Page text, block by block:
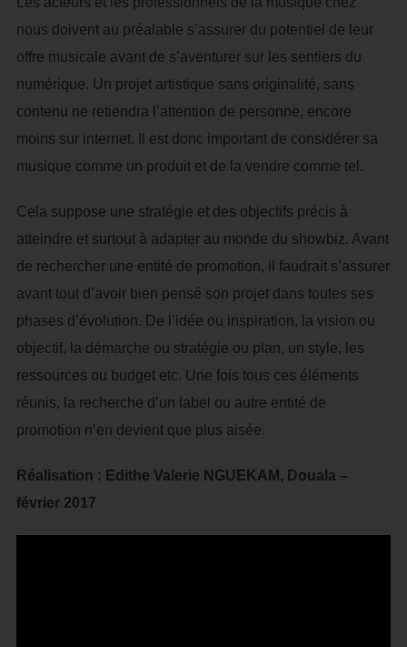
nous doivent au préalable s’assurer du potentiel de leur
offre musicale avant de s’aventurer sur les sentiers du
numérique. Un projet artistique sans originalité, sans
contenu ne retiendra l’attention de personne, encore
moins sur internet. Il est donc important de considérer sa
musique comme un produit et de la vendre comme tel.
Cela suppose une stratégie et des objectifs précis à
atteindre et surtout à adapter au monde du showbiz. Avant
de rechercher une entité de promotion, il faudrait s’assurer
avant tout d’avoir bien pensé son projet dans toutes ses
phases d’évolution. De l’idée ou inspiration, la vision ou
objectif, la démarche ou stratégie ou plan, un style, les
ressources ou budget etc. Une fois tous ces éléments
réunis, la recherche d’un label ou autre entité de
promotion n’en devient que plus aisée.
Réalisation : Edithe Valerie NGUEKAM, Douala –
février 2017